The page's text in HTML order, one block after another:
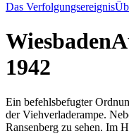
Das Verfolgungsereignis
Wiesbaden
1942
Ein befehlsbefugter
der Viehverladerampe.
Ransenberg zu sehen. Im